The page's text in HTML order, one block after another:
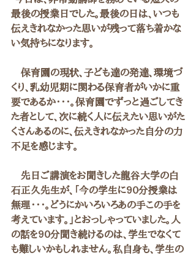
最後の授業日でした。最後の日は、いつも
伝えきれなかった思いが残って落ち着かな
い気持ちになります。
保育園の現状、子ども達の発達、環境づ
くり、乳幼児期に関わる保育者がいかに重
要であるか・・・。保育園でずっと過ごしてき
た者として、次に続く人に伝えたい思いがた
くさんあるのに、伝えきれなかった自分の力
不足を感じます。
先日ご講演をお聞きした龍谷大学の白
石正久先生が、「今の学生に90分授業は
無理・・・。どうにかいろいろあの手この手を
考えています。」とおっしゃっていました。人
の話を90分聞き続けるのは、学生でなくて
も難しいかもしれません。私自身も、学生の